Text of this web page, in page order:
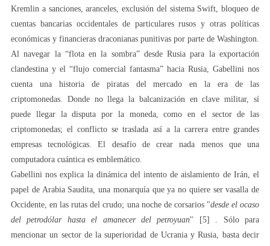
Kremlin a sanciones, aranceles, exclusión del sistema Swift, bloqueo de
cuentas bancarias occidentales de particulares rusos y otras políticas
económicas y financieras draconianas punitivas por parte de Washington.
Al navegar la “flota en la sombra” desde Rusia para la exportación
clandestina y el “flujo comercial fantasma” hacia Rusia, Gabellini nos
cuenta una historia de piratas del mercado en la era de las
criptomonedas. Donde no llega la balcanización en clave militar, sí
puede llegar la disputa por la moneda, como en el sector de las
criptomonedas; el conflicto se traslada así a la carrera entre grandes
empresas tecnológicas. El desafío de crear nada menos que una
computadora cuántica es emblemático.
Gabellini nos explica la dinámica del intento de aislamiento de Irán, el
papel de Arabia Saudita, una monarquía que ya no quiere ser vasalla de
Occidente, en las rutas del crudo; una noche de corsarios "desde el ocaso
del petrodólar hasta el amanecer del petroyuan" [5] . Sólo para
mencionar un sector de la superioridad de Ucrania y Rusia, basta decir